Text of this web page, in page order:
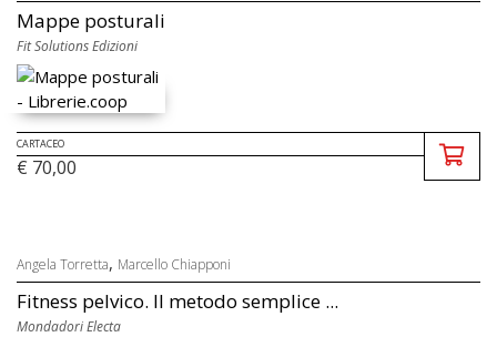
Mappe posturali
Fit Solutions Edizioni
CARTACEO
€ 70,00
Angela Torretta, Marcello Chiapponi
Fitness pelvico. Il metodo semplice ...
Mondadori Electa